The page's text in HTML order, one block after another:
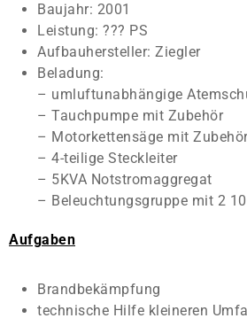
Baujahr: 2001
Leistung: ??? PS
Aufbauhersteller: Ziegler
Beladung:
– umluftunabhängige
– Tauchpumpe mit Zubehör
– Motorkettensäge mit
– 4-teilige Steckleiter
– 5KVA Notstromaggregat
– Beleuchtungsgruppe mit 2
Aufgaben
Brandbekämpfung
technische Hilfe kleineren